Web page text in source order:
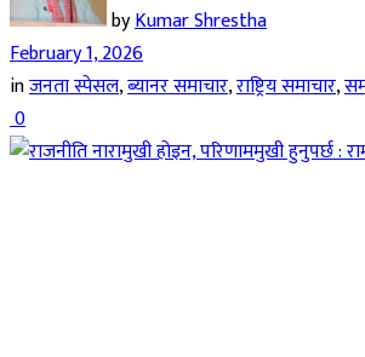
byKumar Shrestha
February 1, 2026
inजनता स्पेसल,ब्यानर समाचार,राष्ट्रिय समाचार,
0